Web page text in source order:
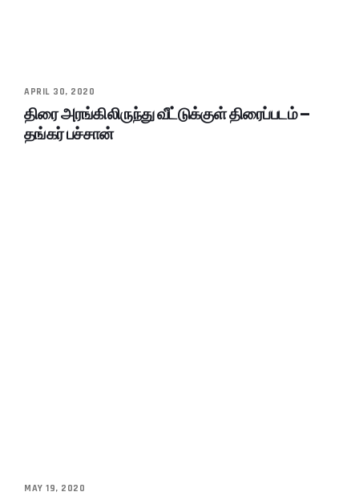
APRIL 30, 2020
திரை அரங்கிலிருந்து வீட்டுக்குள் திரைப்படம் –
தங்கர் பச்சான்
MAY 19, 2020